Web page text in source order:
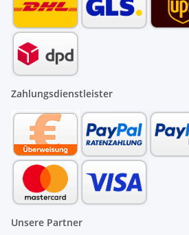
Zahlungsdienstleister
Unsere Partner